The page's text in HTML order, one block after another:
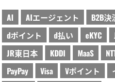
AI AIエージェント
B2B決
dポイント
d払い eKYC
JR東日本
KDDI MaaS
PayPay
Visa Vポイント